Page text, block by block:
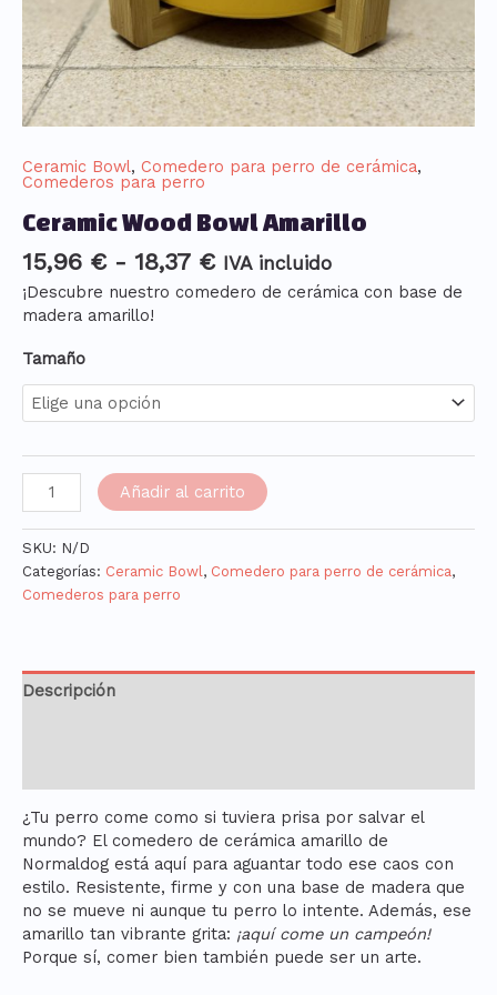
Ceramic Bowl, Comedero para perro de cerámica,
Comederos para perro
Ceramic Wood Bowl Amarillo
15,96 € - 18,37 € IVA incluido
¡Descubre nuestro comedero de cerámica con base de
madera amarillo!
Tamaño
Añadir al carrito
SKU: N/D
Categorías: Ceramic Bowl, Comedero para perro de cerámica,
Comederos para perro
Descripción
¿Tu perro come como si tuviera prisa por salvar el
mundo? El comedero de cerámica amarillo de
Normaldog está aquí para aguantar todo ese caos con
estilo. Resistente, firme y con una base de madera que
no se mueve ni aunque tu perro lo intente. Además, ese
amarillo tan vibrante grita: ¡aquí come un campeón!
Porque sí, comer bien también puede ser un arte.